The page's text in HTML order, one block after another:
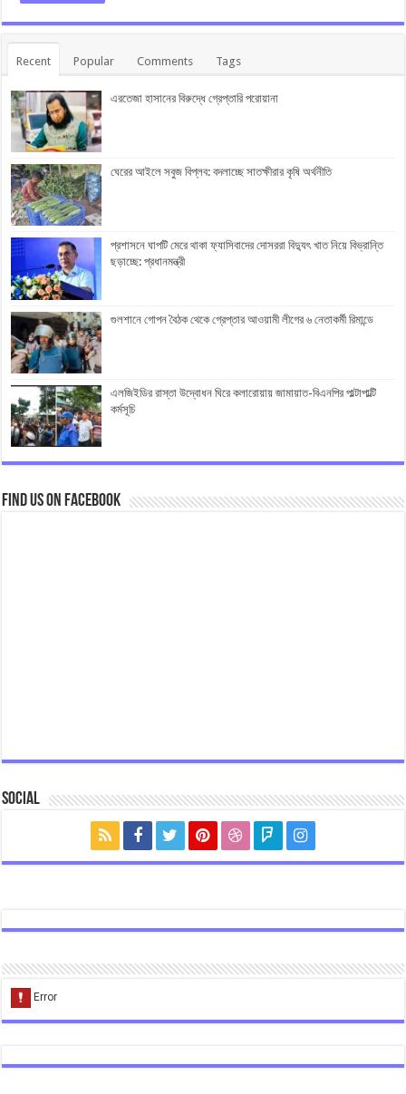
Recent Popular Comments Tags
এরতেজা হাসানের বিরুদ্ধে গ্রেপ্তারি পরোয়ানা
ঘেরের আইলে সবুজ বিপ্লব: বদলাচ্ছে সাতক্ষীরার কৃষি অর্থনীতি
প্রশাসনে ঘাপটি মেরে থাকা ফ্যাসিবাদের দোসররা বিদ্যুৎ খাত নিয়ে বিভ্রান্তি
ছড়াচ্ছে: প্রধানমন্ত্রী
গুলশানে গোপন বৈঠক থেকে গ্রেপ্তার আওয়ামী লীগের ৬ নেতাকর্মী রিমান্ডে
এলজিইডির রাস্তা উদ্বোধন ঘিরে কলারোয়ায় জামায়াত-বিএনপির পাল্টাপাল্টি
কর্মসূচি
Find us on Facebook
Social